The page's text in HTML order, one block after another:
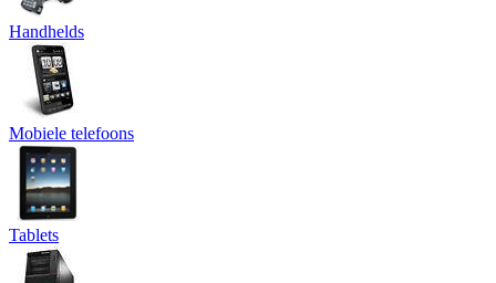
Handhelds
Mobiele telefoons
Tablets